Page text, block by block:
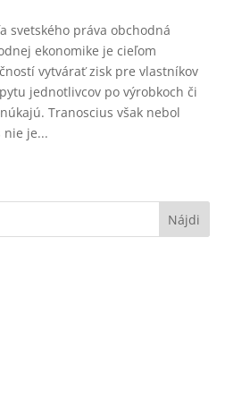
svetského práva obchodná
ekonomike je cieľom
vytvárať zisk pre vlastníkov
jednotlivcov po výrobkoch či
Tranoscius však nebol
nie je...